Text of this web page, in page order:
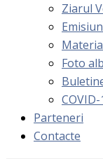
Ziarul
Foto
COVID-
Parteneri
Contacte